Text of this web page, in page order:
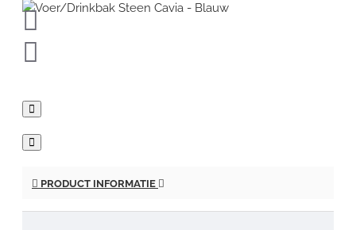
PRODUCT INFORMATIE